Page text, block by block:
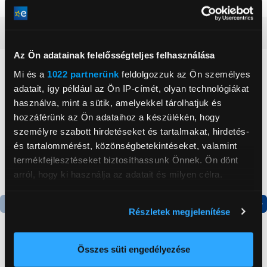
Az Ön adatainak felelősségteljes felhasználása
Mi és a 1022 partnerünk feldolgozzuk az Ön személyes
adatait, így például az Ön IP-címét, olyan technológiákat
használva, mint a sütik, amelyekkel tárolhatjuk és
hozzáférünk az Ön adataihoz a készülékén, hogy
személyre szabott hirdetéseket és tartalmakat, hirdetés-
és tartalommérést, közönségbetekintéseket, valamint
termékfejlesztéseket biztosíthassunk Önnek. Ön dönt
arról, hogy ki használja az adatait és milyen célra.
elhelyezkedéséről pár méteres pontossággal
Az Ön készülékén beazonosítása annak konkrét
Részletek megjelenítése
Összes süti engedélyezése
Neked ajánljuk
Termék adatlap